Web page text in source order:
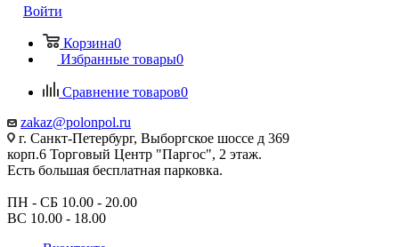
Войти
Корзина0
Избранные товары0
Сравнение товаров0
zakaz@polonpol.ru
г. Санкт-Петербург, Выборгское шоссе д 369
корп.6 Торговый Центр "Паргос", 2 этаж.
Есть большая бесплатная парковка.
ПН - СБ 10.00 - 20.00
ВС 10.00 - 18.00